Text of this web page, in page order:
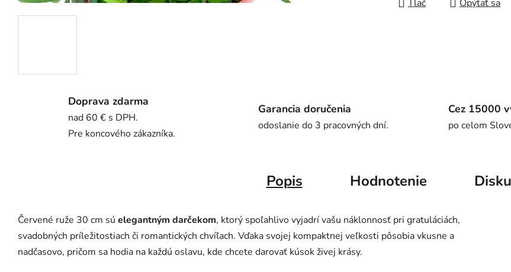
Tlač Opýtať sa
Doprava zdarma
nad 60 € s DPH.
Pre koncového zákazníka.
Garancia doručenia
odoslanie do 3 pracovných dní.
Cez 15000
po celom
Popis Hodnotenie
Červené ruže 30 cm sú elegantným darčekom, ktorý spoľahlivo vyjadrí vašu náklonnosť pri gratuláciách,
svadobných príležitostiach či romantických chvíľach. Vďaka svojej kompaktnej veľkosti pôsobia vkusne a
nadčasovo, pričom sa hodia na každú oslavu, kde chcete darovať kúsok živej krásy.